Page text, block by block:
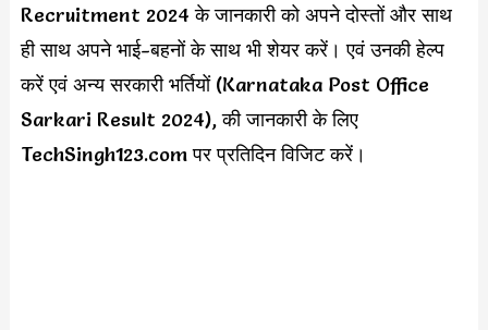
Recruitment 2024 के जानकारी को अपने दोस्तों और साथ
ही साथ अपने भाई-बहनों के साथ भी शेयर करें। एवं उनकी हेल्प
करें एवं अन्य सरकारी भर्तियों (Karnataka Post Office
Sarkari Result 2024), की जानकारी के लिए
TechSingh123.com पर प्रतिदिन विजिट करें।